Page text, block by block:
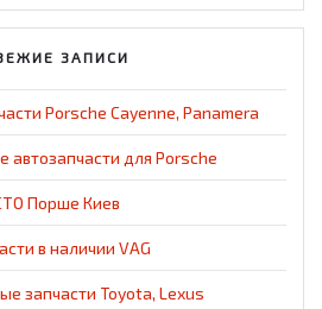
ЗАПИСИ
Porsche Cayenne, Panamera
автозапчасти для Porsche
Порше Киев
в наличии VAG
запчасти Toyota, Lexus